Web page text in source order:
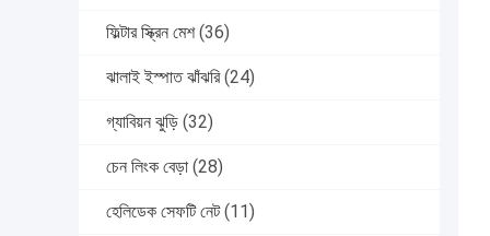
ফিল্টার স্ক্রিন মেশ (36)
ঝালাই ইস্পাত ঝাঁঝরি (24)
গ্যাবিয়ন ঝুড়ি (32)
চেন লিংক বেড়া (28)
হেলিডেক সেফটি নেট (11)